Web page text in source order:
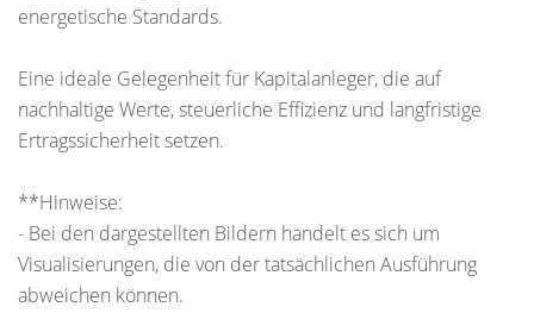
energetische Standards.
Eine ideale Gelegenheit für Kapitalanleger, die auf
nachhaltige Werte, steuerliche Effizienz und langfristige
Ertragssicherheit setzen.
**Hinweise:
- Bei den dargestellten Bildern handelt es sich um
Visualisierungen, die von der tatsächlichen Ausführung
abweichen können.